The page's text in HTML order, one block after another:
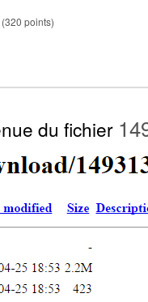
(320 points)
du fichier